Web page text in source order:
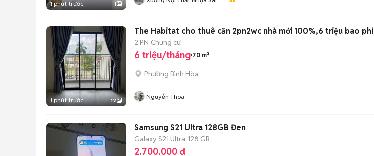
1 phút trước 1
1 phút trước 12
The Habitat cho thuê căn 2pn2wc nhà mới 100%,6 triệu bao phí
2 PN Chung cư
6 triệu/tháng 70 m²
Phường Bình Hòa
Nguyễn Thoa
Samsung S21 Ultra 128GB Đen
Galaxy S21 Ultra 128 GB
2.700.000 đ